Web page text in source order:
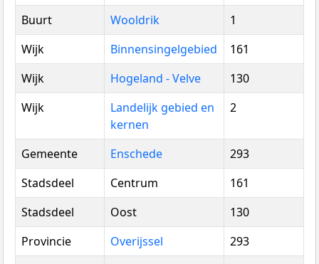
Buurt
Wooldrik
1
Wijk
Binnensingelgebied
161
Wijk
Hogeland - Velve
130
Wijk
Landelijk gebied en
kernen
2
Gemeente Enschede
293
Stadsdeel
Centrum
161
Stadsdeel
Oost
130
Provincie
Overijssel
293